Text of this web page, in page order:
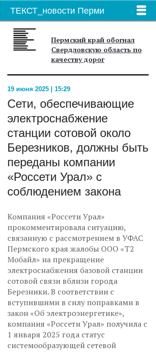
ТЕКСТ_новости Перми
Пермский край обогнал
Свердловскую область по
качеству дорог
19 июня 2025 | 15:29
Сети, обеспечивающие
электроснабжение
станции сотовой около
Березников, должны быть
переданы компании
«Россети Урал» с
соблюдением закона
Компания «Россети Урал»
прокомментировала ситуацию,
связанную с рассмотрением в УФАС
Пермского края жалобы ООО «Т2
Мобайл» на прекращение
электроснабжения базовой станции
сотовой связи вблизи города
Березники. В соответствии с
вступившими в силу поправками в
закон «Об электроэнергетике»,
компания «Россети Урал» получила с
1 января 2025 года статус
системообразующей сетевой